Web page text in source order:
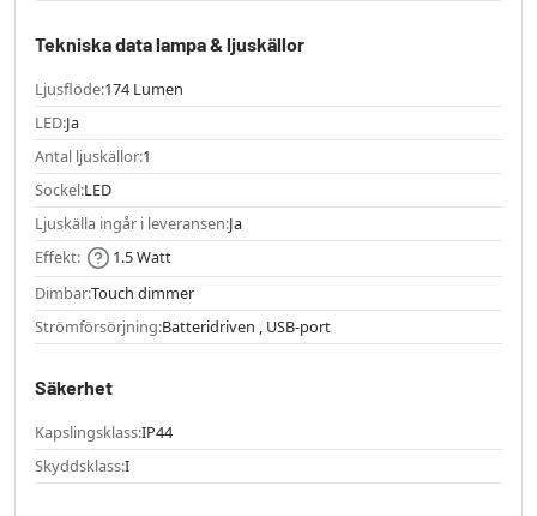
Tekniska data lampa & ljuskällor
Ljusflöde:174 Lumen
LED:Ja
Antal ljuskällor:1
Sockel:LED
Ljuskälla ingår i leveransen:Ja
Effekt:
1.5 Watt
Dimbar:Touch dimmer
Strömförsörjning:Batteridriven , USB-port
Säkerhet
Kapslingsklass:IP44
Skyddsklass:I